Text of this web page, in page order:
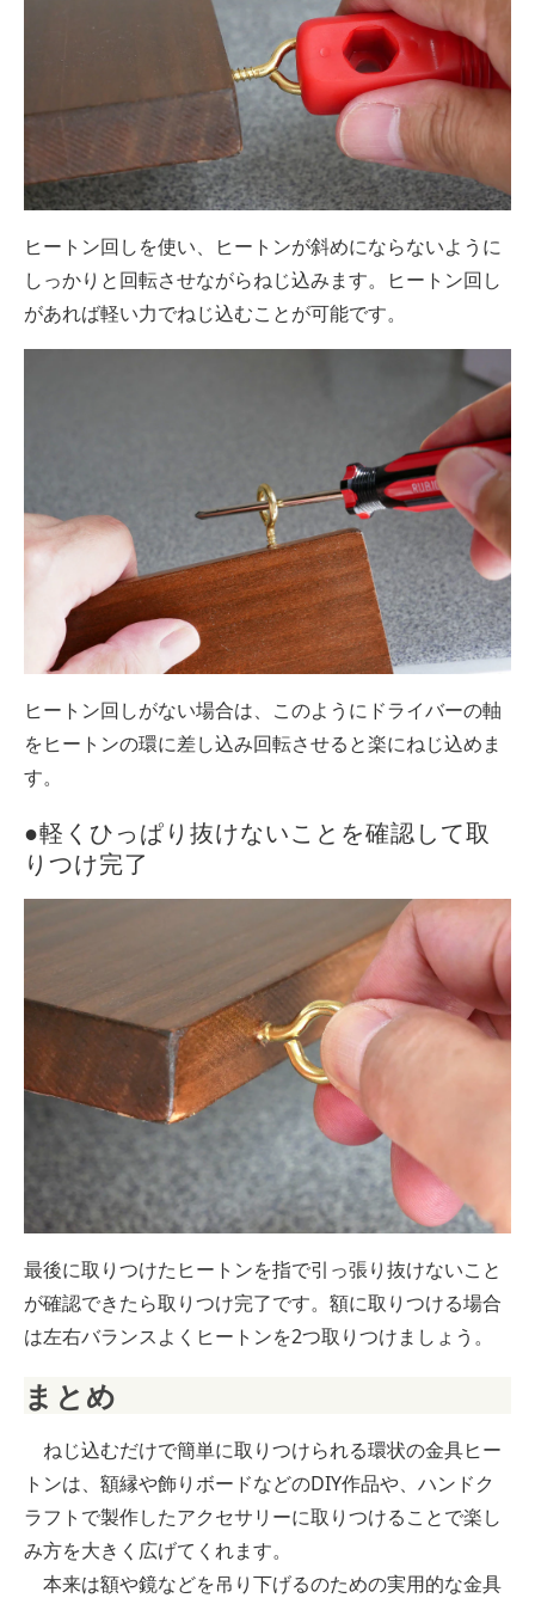
ヒートン回しを使い、ヒートンが斜めにならないように
しっかりと回転させながらねじ込みます。ヒートン回し
があれば軽い力でねじ込むことが可能です。
ヒートン回しがない場合は、このようにドライバーの軸
をヒートンの環に差し込み回転させると楽にねじ込めま
す。
●軽くひっぱり抜けないことを確認して取
りつけ完了
最後に取りつけたヒートンを指で引っ張り抜けないこと
が確認できたら取りつけ完了です。額に取りつける場合
は左右バランスよくヒートンを2つ取りつけましょう。
まとめ
ねじ込むだけで簡単に取りつけられる環状の金具ヒー
トンは、額縁や飾りボードなどのDIY作品や、ハンドク
ラフトで製作したアクセサリーに取りつけることで楽し
み方を大きく広げてくれます。
本来は額や鏡などを吊り下げるのための実用的な金具